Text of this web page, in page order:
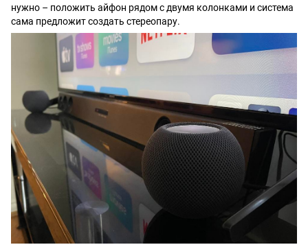
нужно – положить айфон рядом с двумя колонками и система
сама предложит создать стереопару.